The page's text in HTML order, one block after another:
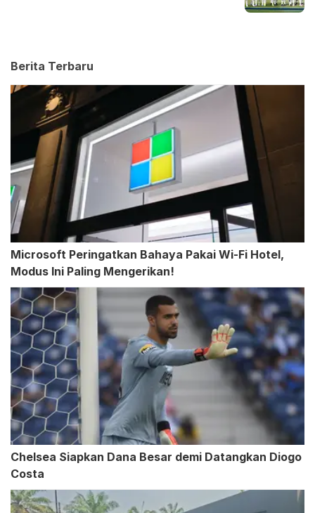
Berita Terbaru
Microsoft Peringatkan Bahaya Pakai Wi-Fi Hotel,
Modus Ini Paling Mengerikan!
Chelsea Siapkan Dana Besar demi Datangkan Diogo
Costa